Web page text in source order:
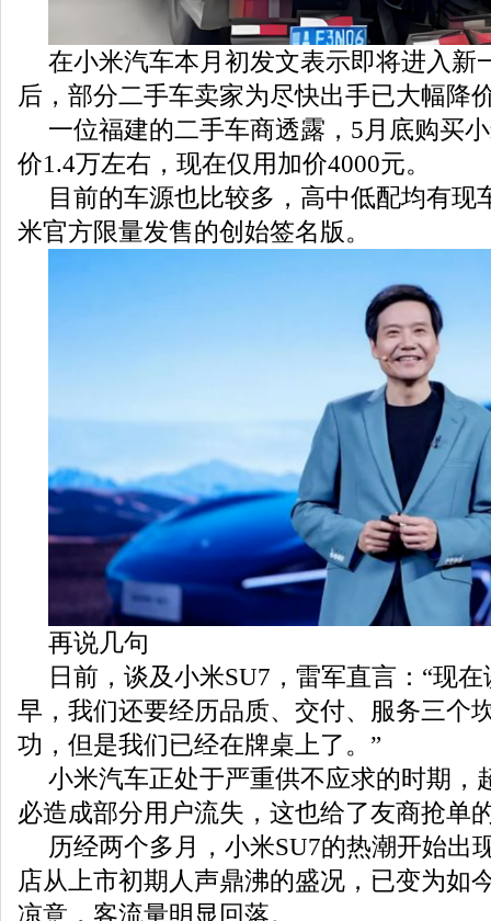
在小米汽车本月初发文表示即将进入新
后，部分二手车卖家为尽快出手已大幅降
一位福建的二手车商透露，5月底购买
价1.4万左右，现在仅用加价4000元。
目前的车源也比较多，高中低配均有现
米官方限量发售的创始签名版。
再说几句
日前，谈及小米SU7，雷军直言：“现
早，我们还要经历品质、交付、服务三个
功，但是我们已经在牌桌上了。”
小米汽车正处于严重供不应求的时期，
必造成部分用户流失，这也给了友商抢单
历经两个多月，小米SU7的热潮开始出
店从上市初期人声鼎沸的盛况，已变为如
凉意，客流量明显回落。